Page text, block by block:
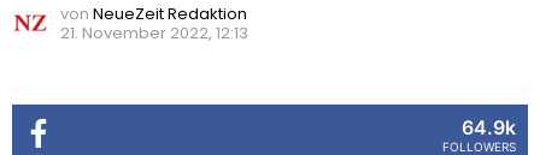
von NeueZeit Redaktion
21. November 2022, 12:13
64.9k
FOLLOWERS